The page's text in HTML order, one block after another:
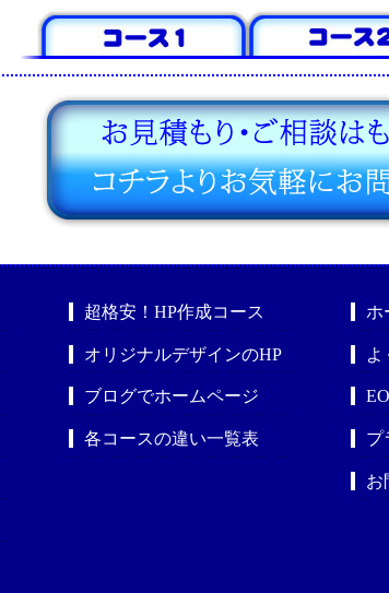
超格安！HP作成コース
オリジナルデザインのHP
ブログでホームページ
各コースの違い一覧表
ホ
よ
プ
お